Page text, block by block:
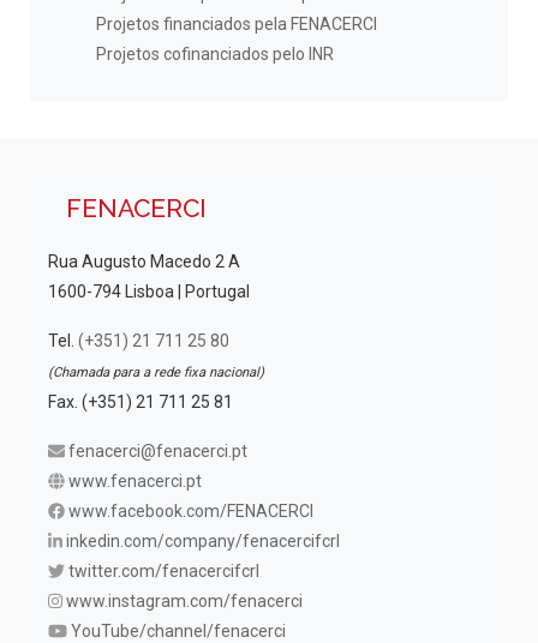
Projetos financiados pela FENACERCI
Projetos cofinanciados pelo INR
FENACERCI
Rua Augusto Macedo 2 A
1600-794 Lisboa | Portugal
Tel. (+351) 21 711 25 80
(Chamada para a rede fixa nacional)
Fax. (+351) 21 711 25 81
fenacerci@fenacerci.pt
www.fenacerci.pt
www.facebook.com/FENACERCI
inkedin.com/company/fenacercifcrl
twitter.com/fenacercifcrl
www.instagram.com/fenacerci
YouTube/channel/fenacerci